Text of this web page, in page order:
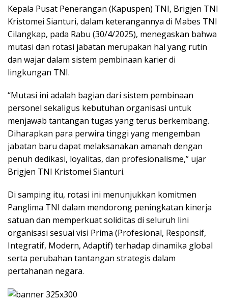
Kepala Pusat Penerangan (Kapuspen) TNI, Brigjen TNI
Kristomei Sianturi, dalam keterangannya di Mabes TNI
Cilangkap, pada Rabu (30/4/2025), menegaskan bahwa
mutasi dan rotasi jabatan merupakan hal yang rutin
dan wajar dalam sistem pembinaan karier di
lingkungan TNI.
“Mutasi ini adalah bagian dari sistem pembinaan
personel sekaligus kebutuhan organisasi untuk
menjawab tantangan tugas yang terus berkembang.
Diharapkan para perwira tinggi yang mengemban
jabatan baru dapat melaksanakan amanah dengan
penuh dedikasi, loyalitas, dan profesionalisme,” ujar
Brigjen TNI Kristomei Sianturi.
Di samping itu, rotasi ini menunjukkan komitmen
Panglima TNI dalam mendorong peningkatan kinerja
satuan dan memperkuat soliditas di seluruh lini
organisasi sesuai visi Prima (Profesional, Responsif,
Integratif, Modern, Adaptif) terhadap dinamika global
serta perubahan tantangan strategis dalam
pertahanan negara.